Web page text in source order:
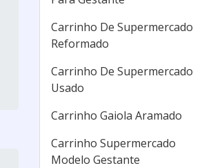
Carrinho De Supermercado
Reformado
Carrinho De Supermercado
Usado
Carrinho Gaiola Aramado
Carrinho Supermercado
Modelo Gestante